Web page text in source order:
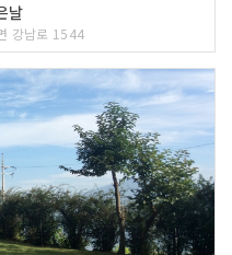
날
강남로 1544